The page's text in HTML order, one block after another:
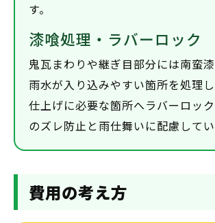
す。
漆喰処理・ラバーロック
鬼瓦まわりや継ぎ目部分には南蛮漆
雨水が入り込みやすい箇所を処理し
仕上げに必要な箇所へラバーロッ
のズレ防止と雨仕舞いに配慮してい
費用の考え方